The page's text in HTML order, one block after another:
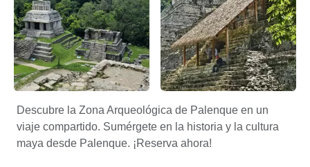
Descubre la Zona Arqueológica de Palenque en un
viaje compartido. Sumérgete en la historia y la cultura
maya desde Palenque. ¡Reserva ahora!